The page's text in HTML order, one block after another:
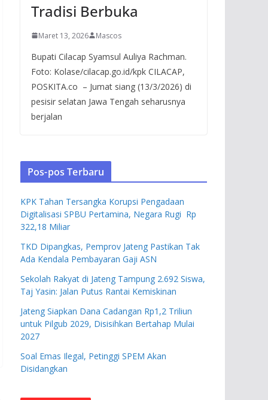
Tradisi Berbuka
Maret 13, 2026 Mascos
Bupati Cilacap Syamsul Auliya Rachman.
Foto: Kolase/cilacap.go.id/kpk CILACAP,
POSKITA.co – Jumat siang (13/3/2026) di
pesisir selatan Jawa Tengah seharusnya
berjalan
Pos-pos Terbaru
KPK Tahan Tersangka Korupsi Pengadaan
Digitalisasi SPBU Pertamina, Negara Rugi Rp
322,18 Miliar
TKD Dipangkas, Pemprov Jateng Pastikan Tak
Ada Kendala Pembayaran Gaji ASN
Sekolah Rakyat di Jateng Tampung 2.692 Siswa,
Taj Yasin: Jalan Putus Rantai Kemiskinan
Jateng Siapkan Dana Cadangan Rp1,2 Triliun
untuk Pilgub 2029, Disisihkan Bertahap Mulai
2027
Soal Emas Ilegal, Petinggi SPEM Akan
Disidangkan